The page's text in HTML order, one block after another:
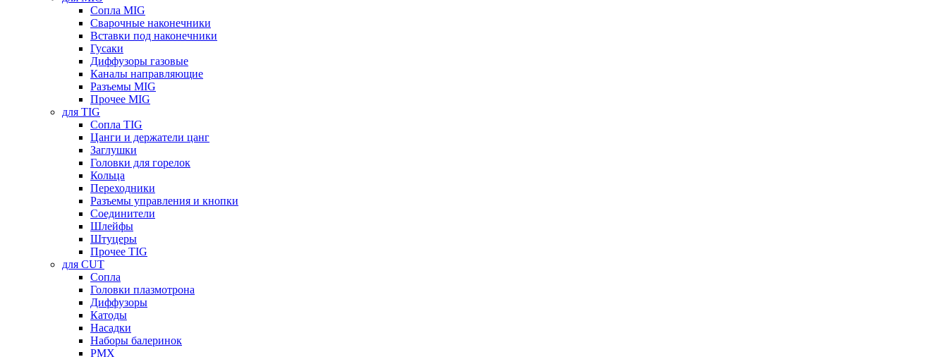
Сопла MIG
Сварочные наконечники
Вставки под наконечники
Гусаки
Диффузоры газовые
Каналы направляющие
Разъемы MIG
Прочее MIG
для TIG
Сопла TIG
Цанги и держатели цанг
Заглушки
Головки для горелок
Кольца
Переходники
Разъемы управления и кнопки
Соединители
Шлейфы
Штуцеры
Прочее TIG
для CUT
Сопла
Головки плазмотрона
Диффузоры
Катоды
Насадки
Наборы балеринок
PMX